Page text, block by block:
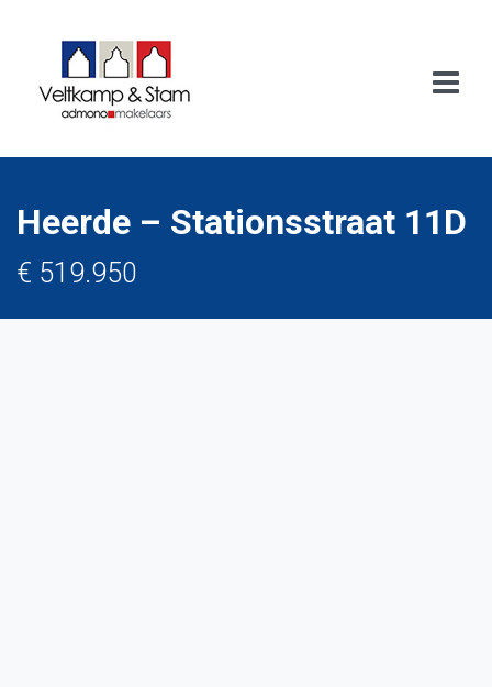
Heerde – Stationsstraat 11D
€ 519.950